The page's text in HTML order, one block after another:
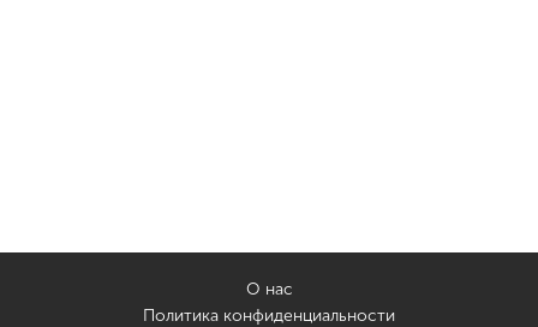
О нас
Политика конфиденциальности